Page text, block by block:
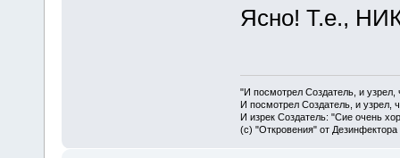
Ясно! Т.е.,
"И посмотрел Создатель, и
И посмотрел Создатель, и узрел,
И изрек Создатель: "Сие очень
(с) "Откровения" от Дезинфектора